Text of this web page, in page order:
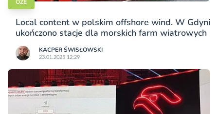
OZE
Local content w polskim offshore wind. W Gdyni
ukończono stacje dla morskich farm wiatrowych
KACPER ŚWISŁO­WSKI
23.01.2025 12:29